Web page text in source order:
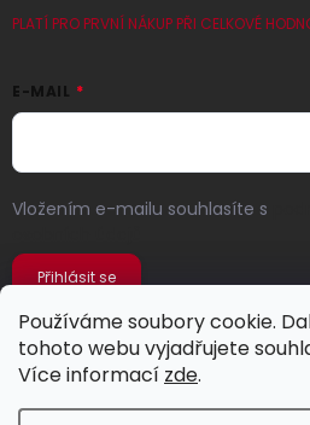
Používáme soubory cookie.
tohoto webu vyjadřujete
Více informací zde.
PLATÍ PRO PRVNÍ NÁKUP PŘI CELKOVÉ
E-MAIL
Vložením e-mailu souhlasíte s
Přihlásit se